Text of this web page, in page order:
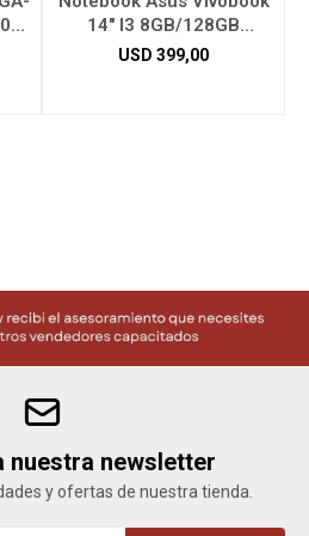
14" I3 8GB/128GB
X1404VA
USD 399,00
nuestra newsletter
y ofertas de nuestra tienda.